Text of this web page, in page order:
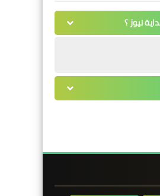
نيوز ؟